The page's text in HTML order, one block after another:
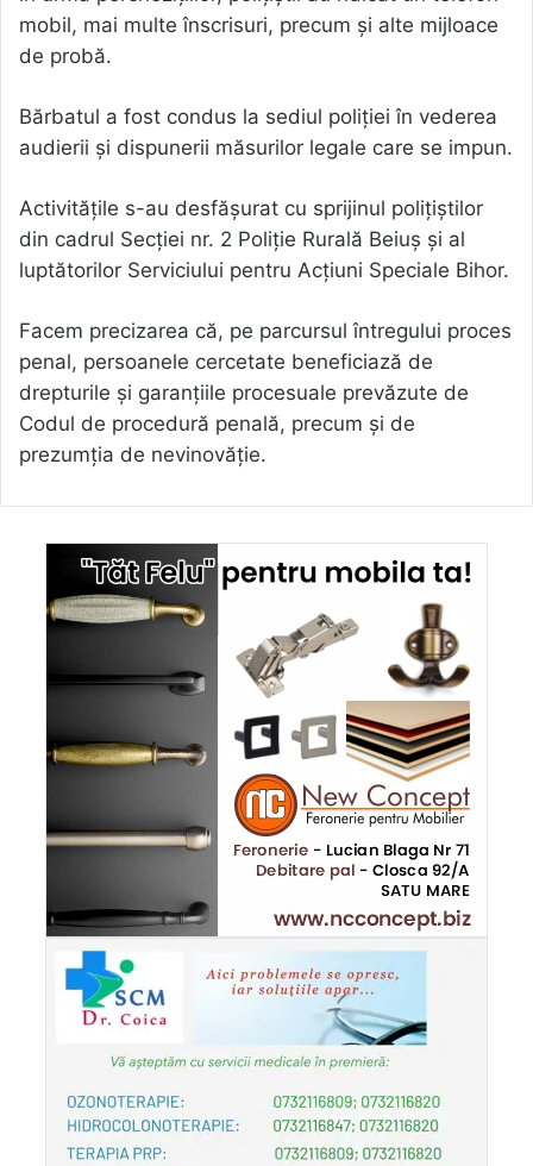
mobil, mai multe înscrisuri, precum și alte mijloace
de probă.
Bărbatul a fost condus la sediul poliției în vederea
audierii și dispunerii măsurilor legale care se impun.
Activitățile s-au desfășurat cu sprijinul polițiștilor
din cadrul Secției nr. 2 Poliție Rurală Beiuș și al
luptătorilor Serviciului pentru Acțiuni Speciale Bihor.
Facem precizarea că, pe parcursul întregului proces
penal, persoanele cercetate beneficiază de
drepturile și garanțiile procesuale prevăzute de
Codul de procedură penală, precum și de
prezumția de nevinovăție.